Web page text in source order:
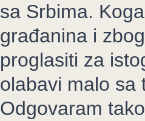
sa Srbima.
građanina i
proglasiti za
olabavi malo sa
Odgovaram